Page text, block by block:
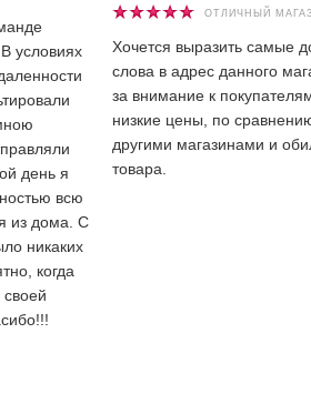
условиях
день я
всю
из дома. С
никаких
когда
своей
ОТЛИЧНЫЙ
Хочется выразить самые
слова в адрес данного
за внимание к
низкие цены, по
другими магазинами и
товара.